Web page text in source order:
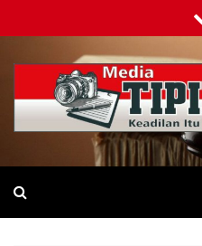
to
content
Tipikor-ri-online.my.id
Keadilan Itu Wajib Bersih